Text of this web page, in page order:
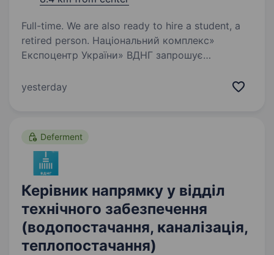
Full-time. We are also ready to hire a student, a
retired person. Національний комплекс»
Експоцентр України» ВДНГ запрошує
прибиральника території. Що входить у твої
yesterday
Deferment
Керівник напрямку у відділ
технічного забезпечення
(водопостачання, каналізація,
теплопостачання)